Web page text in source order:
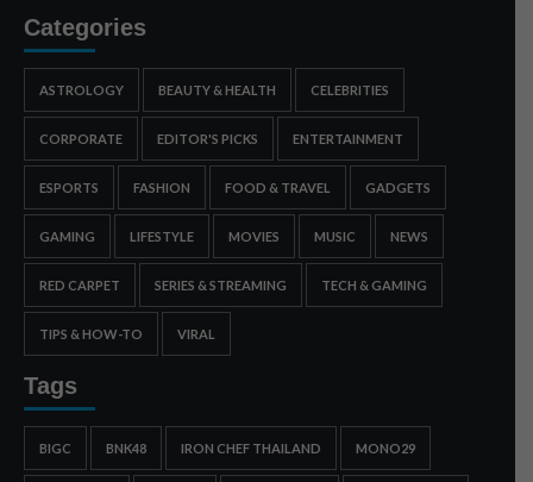
Categories
ASTROLOGY BEAUTY & HEALTH CELEBRITIES
CORPORATE EDITOR'S PICKS ENTERTAINMENT
ESPORTS FASHION FOOD & TRAVEL GADGETS
GAMING LIFESTYLE MOVIES MUSIC NEWS
RED CARPET SERIES & STREAMING TECH & GAMING
TIPS & HOW-TO VIRAL
Tags
BIGC BNK48 IRON CHEF THAILAND MONO29